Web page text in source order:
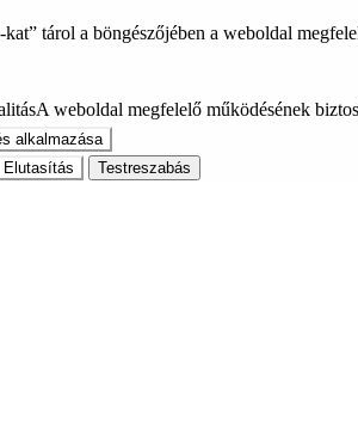
tárol a böngészőjében a weboldal
A weboldal megfelelő működésének
alkalmazása
Elutasítás Testreszabás